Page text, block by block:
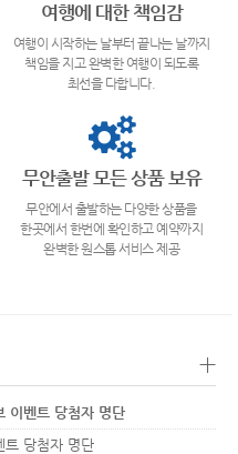
여행에 대한 책임감
여행이 시작하는 날부터 끝나는 날까지
책임을 지고 완벽한 여행이 되도록
최선을 다합니다.
무안출발 모든 상품 보유
무안에서 출발하는 다양한 상품을
한곳에서 한번에 확인하고 예약까지
완벽한 원스톱 서비스 제공
+
이벤트 당첨자 명단
트 당첨자 명단